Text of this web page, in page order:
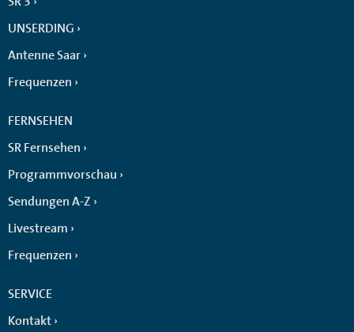
UNSERDING
Antenne Saar
Frequenzen
FERNSEHEN
SR Fernsehen
Programmvorschau
Sendungen A-Z
Livestream
Frequenzen
SERVICE
Kontakt